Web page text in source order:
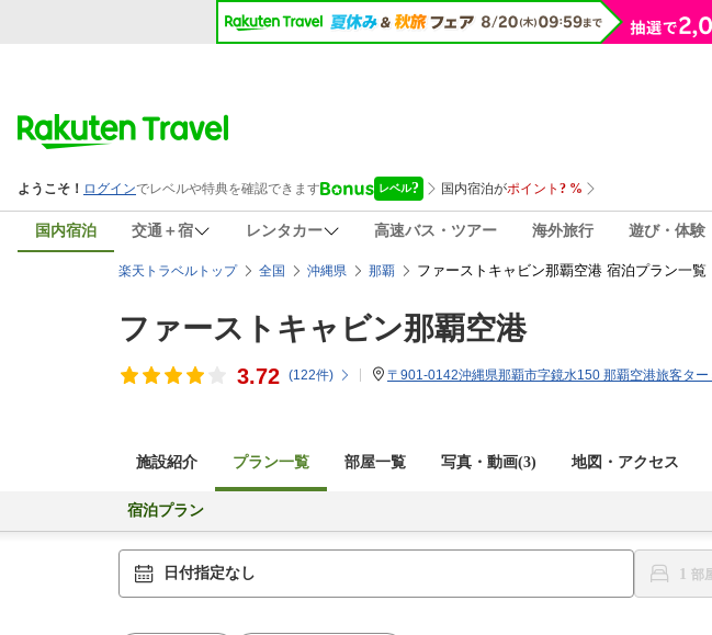
国内宿泊 交通＋宿 レンタカー 高速バス・ツアー 海外旅行 遊び・体験
楽天トラベルトップ 全国 沖縄県 那覇 ファーストキャビン那覇空港 宿泊プラン一覧
ファーストキャビン那覇空港
3.72 (122件) 〒901-0142沖縄県那覇市字鏡水150 那覇空港旅客ター
施設紹介 プラン一覧 部屋一覧 写真・動画(3) 地図・アクセス
宿泊プラン
日付指定なし 1